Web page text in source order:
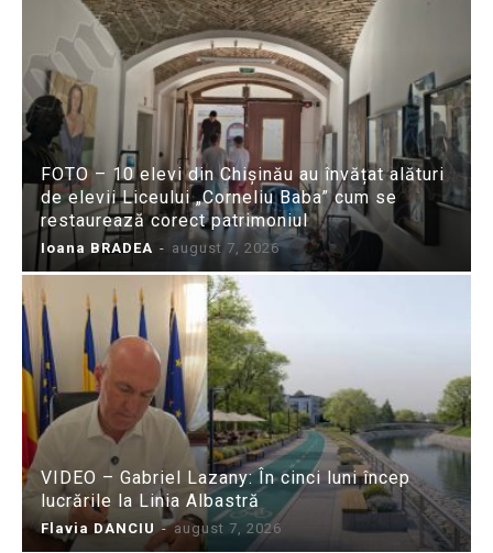
FOTO – 10 elevi din Chișinău au învățat alături
de elevii Liceului „Corneliu Baba” cum se
restaurează corect patrimoniul
Ioana BRADEA - august 7, 2026
VIDEO – Gabriel Lazany: În cinci luni încep
lucrările la Linia Albastră
Flavia DANCIU - august 7, 2026